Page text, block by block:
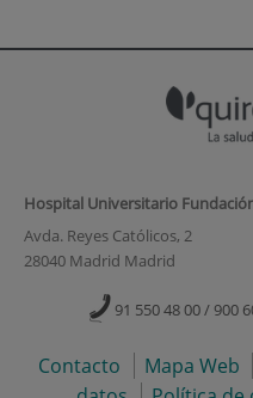
Hospital Universitario
Avda. Reyes Católicos, 2
28040 Madrid Madrid
91 550 48 00 / 900
Contacto Mapa Web